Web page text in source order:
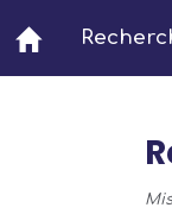
Aller au